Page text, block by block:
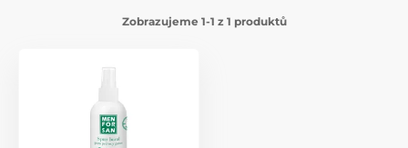
Zobrazujeme 1-1 z 1 produktů